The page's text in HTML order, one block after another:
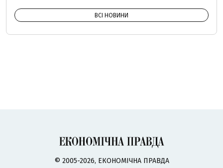
ВСІ НОВИНИ
© 2005-2026, ЕКОНОМІЧНА ПРАВДА